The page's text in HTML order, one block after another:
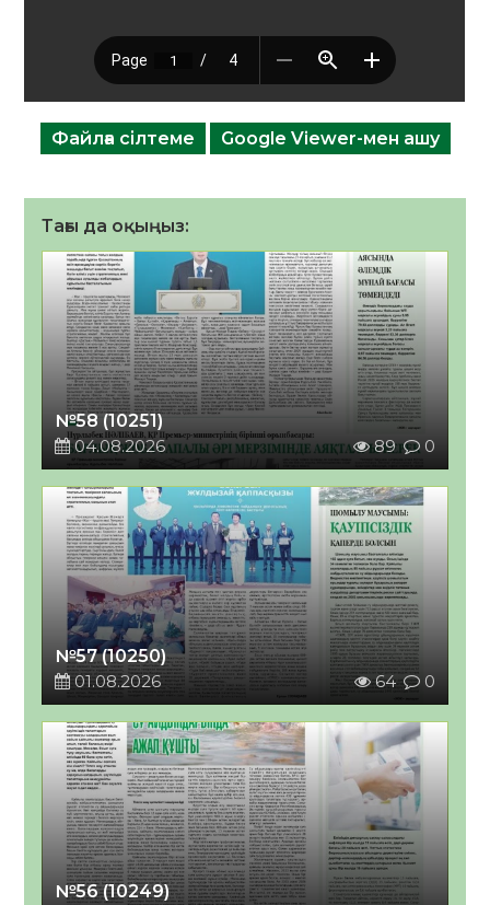
Файлға сілтеме Google Viewer-мен ашу
Тағы да оқыңыз:
№58 (10251)
04.08.2026
89 0
№57 (10250)
01.08.2026
64 0
№56 (10249)